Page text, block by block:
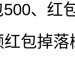
、红
包掉落